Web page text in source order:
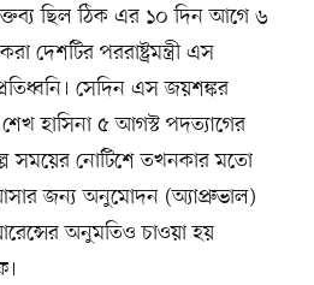
ছিল ঠিক এর ১০ দিন আগে ৬
দেশটির পররাষ্ট্রমন্ত্রী এস
সেদিন এস জয়শঙ্কর
শেখ হাসিনা ৫ আগস্ট পদত্যাগের
সময়ের নোটিশে তখনকার মতো
জন্য অনুমোদন (অ্যাপ্রুভাল)
অনুমতিও চাওয়া হয়